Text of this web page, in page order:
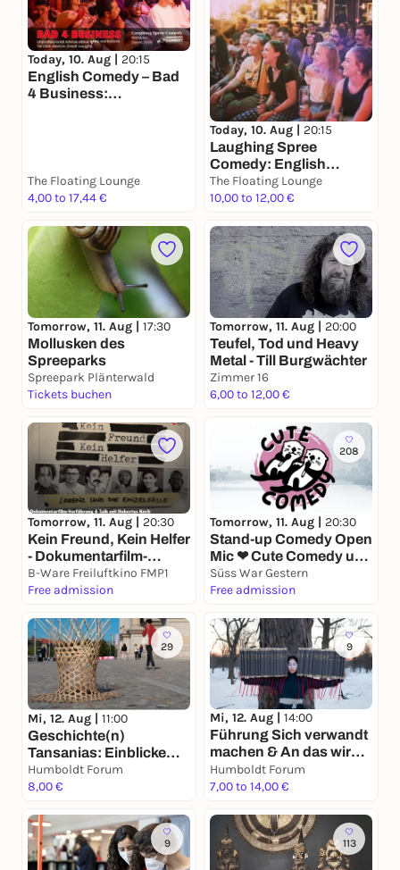
Today, 10. Aug | 20:15
English Comedy – Bad
4 Business:
The Floating Lounge
4,00 to 17,44 €
Today, 10. Aug | 20:15
Laughing Spree
Comedy: English
Comedy on a BOAT
(with FREE SHOTS)
The Floating Lounge
10,00 to 12,00 €
Tomorrow, 11. Aug | 17:30
Mollusken des
Spreeparks
Spreepark Plänterwald
Tickets buchen
Tomorrow, 11. Aug | 20:00
Teufel, Tod und Heavy
Metal - Till Burgwächter
Zimmer 16
6,00 to 12,00 €
Tomorrow, 11. Aug | 20:30
Kein Freund, Kein Helfer
- Dokumentarfilm-
Vorführung & Talk
B-Ware Freiluftkino FMP1
Free admission
208
Tomorrow, 11. Aug | 20:30
Stand-up Comedy Open
Mic ❤ Cute Comedy um
20:30 Uhr in
Friedrichshain
Süss War Gestern
Free admission
29
Mi, 12. Aug | 11:00
Geschichte(n)
Tansanias: Einblicke
und Ausblicke. Führung
Humboldt Forum
8,00 €
9
Mi, 12. Aug | 14:00
Führung Sich verwandt
machen & An das wir
uns festhalten
Humboldt Forum
7,00 to 14,00 €
9 113